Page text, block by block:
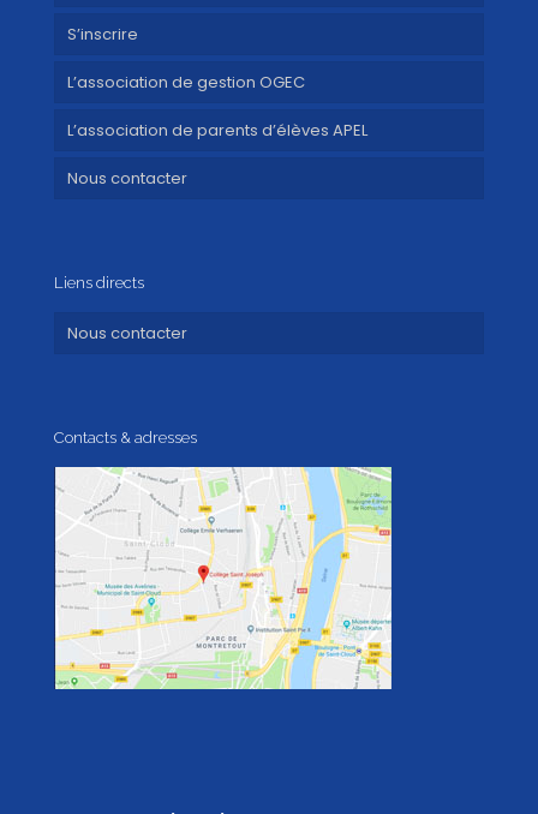
S’inscrire
L’association de gestion OGEC
L’association de parents d’élèves APEL
Nous contacter
Liens directs
Nous contacter
Contacts & adresses